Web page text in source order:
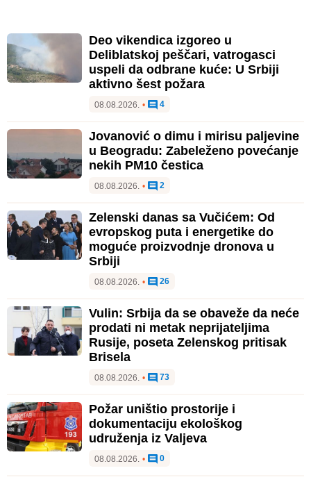
Deo vikendica izgoreo u
Deliblatskoj peščari, vatrogasci
uspeli da odbrane kuće: U Srbiji
aktivno šest požara
08.08.2026. • 4
Jovanović o dimu i mirisu paljevine
u Beogradu: Zabeleženo povećanje
nekih PM10 čestica
08.08.2026. • 2
Zelenski danas sa Vučićem: Od
evropskog puta i energetike do
moguće proizvodnje dronova u
Srbiji
08.08.2026. • 26
Vulin: Srbija da se obaveže da neće
prodati ni metak neprijateljima
Rusije, poseta Zelenskog pritisak
Brisela
08.08.2026. • 73
Požar uništio prostorije i
dokumentaciju ekološkog
udruženja iz Valjeva
08.08.2026. • 0